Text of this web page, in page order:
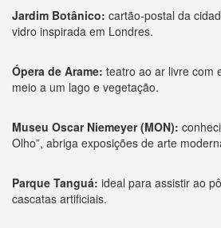
Jardim Botânico: cartão-postal da
vidro inspirada em Londres.
Ópera de Arame: teatro ao ar livre com
meio a um lago e vegetação.
Museu Oscar Niemeyer (MON):
Olho”, abriga exposições de arte
Parque Tanguá: ideal para assistir ao
cascatas artificiais.